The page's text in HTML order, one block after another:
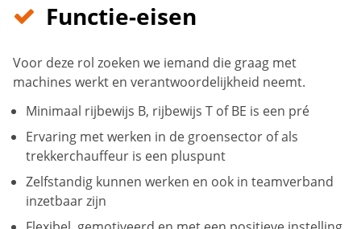
Functie-eisen
Voor deze rol zoeken we iemand die graag met
machines werkt en verantwoordelijkheid neemt.
Minimaal rijbewijs B, rijbewijs T of BE is een pré
Ervaring met werken in de groensector of als
trekkerchauffeur is een pluspunt
Zelfstandig kunnen werken en ook in teamverband
inzetbaar zijn